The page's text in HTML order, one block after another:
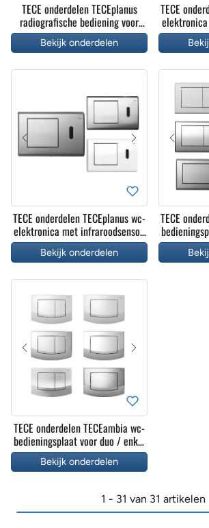
TECE onderdelen TECEplanus
radiografische bediening voor
opklapbare steunbeugels, 6 V-
batterij
Bekijk onderdelen
TECE
TECE onderdelen TECEplanus wc-
elektronica met infraroodsensor,
batter 6 V
Bekijk onderdelen
TECE
TECE onderdelen TECEambia wc-
bedieningsplaat voor duo / enkel
spoeltechniek
Bekijk onderdelen
1 - 31 van 31 artikelen